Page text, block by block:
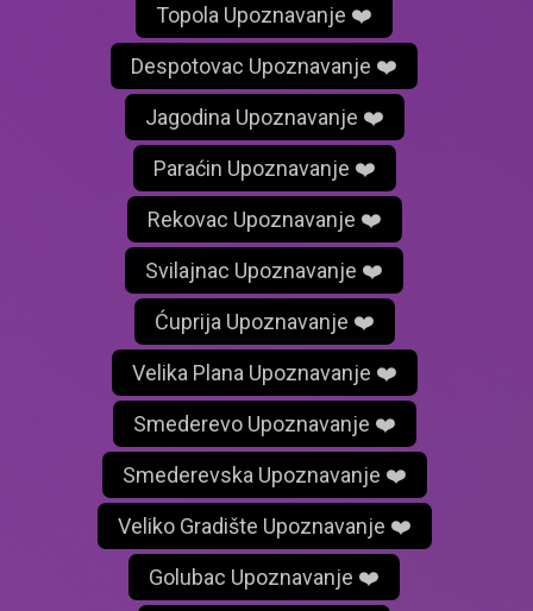
Topola Upoznavanje ❤️
Despotovac Upoznavanje ❤️
Jagodina Upoznavanje ❤️
Paraćin Upoznavanje ❤️
Rekovac Upoznavanje ❤️
Svilajnac Upoznavanje ❤️
Ćuprija Upoznavanje ❤️
Velika Plana Upoznavanje ❤️
Smederevo Upoznavanje ❤️
Smederevska Upoznavanje ❤️
Veliko Gradište Upoznavanje ❤️
Golubac Upoznavanje ❤️